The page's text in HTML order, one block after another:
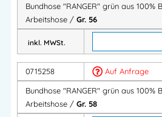
Viel Stauraum für Werkzeug und
Praktisch für den
Robuste Verarbeitung
Hohe Bewegungsfreiheit
Langlebig und pflegeleicht
Bundhose "RANGER" grün aus 100%
Arbeitshose / Gr. 56
inkl. MWSt.
0715258
Auf Anfrage
Bundhose "RANGER" grün aus 100%
Arbeitshose / Gr. 58